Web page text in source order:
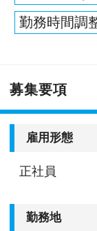
法人税・所得
い税務知識を
受けており、
投資フォーラ
上のセミナー
加中です。
＜求める人物＞
勤務時間調
募集要項
雇用形態
正社員
勤務地